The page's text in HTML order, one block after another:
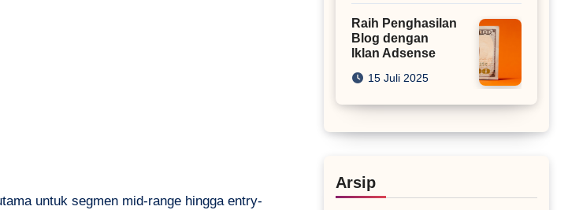
untuk segmen mid-range hingga entry-
Raih Penghasilan
Blog dengan
Iklan Adsense
15 Juli 2025
Arsip